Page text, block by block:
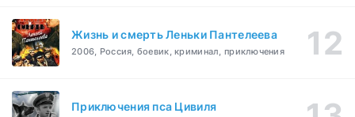
Жизнь и смерть Леньки Пантелеева
2006, Россия, боевик, криминал, приключения
Приключения пса Цивиля